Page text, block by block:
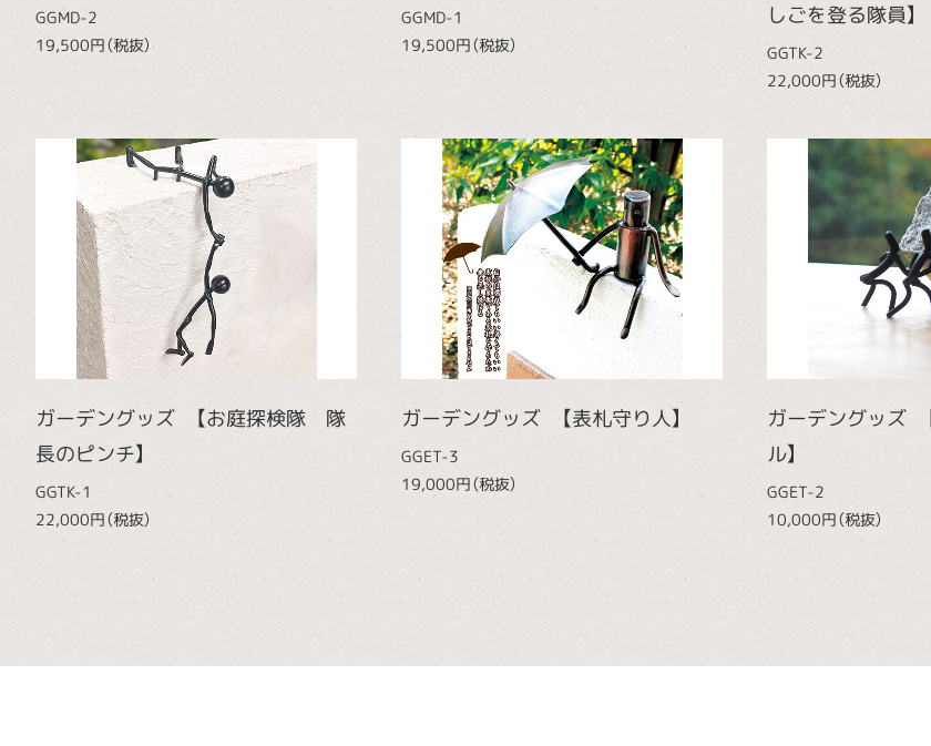
GGMD-2
19,500円（税抜）
GGMD-1
19,500円（税抜）
しごを登る隊員】
GGTK-2
22,000円（税抜）
ガーデングッズ 【お庭探検隊 隊
長のピンチ】
GGTK-1
22,000円（税抜）
ガーデングッズ 【表札守り人】
GGET-3
19,000円（税抜）
ガーデングッズ
ル】
GGET-2
10,000円（税抜）